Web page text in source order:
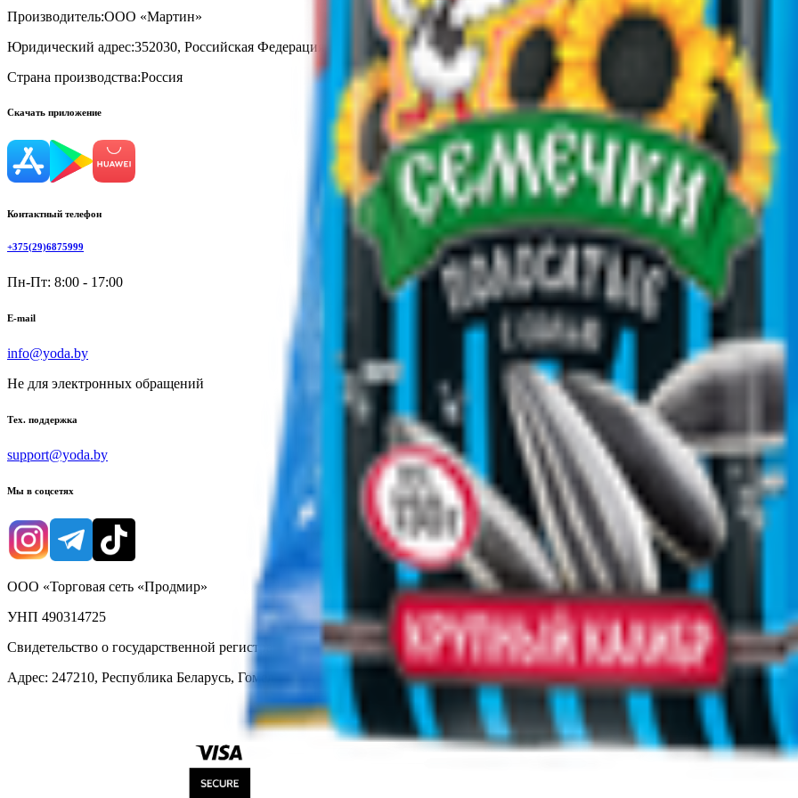
Производитель:ООО «Мартин»
Юридический адрес:352030, Российская Федерация. Краснодарский край, Кущевский район, станица Кущевская, ул. Гагарина,
Страна производства:Россия
Скачать приложение
Контактный телефон
+375(29)6875999
Пн-Пт: 8:00 - 17:00
E-mail
info@yoda.by
Не для электронных обращений
Тех. поддержка
support@yoda.by
Мы в соцсетях
ООО «Торговая сеть «Продмир»
УНП 490314725
Свидетельство о государственной регистрации № 490314725 от 30.05.2003г выдано Гомельским облисполкомом
Адрес: 247210, Республика Беларусь, Гомельская обл., г. Жлобин, ул. Козлова 2-А